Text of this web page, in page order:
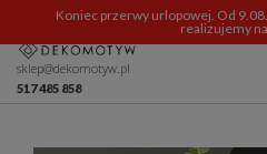
Koniec przerwy urlopowej. Od
realizujemy
sklep@dekomotyw.pl
517 485 858